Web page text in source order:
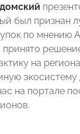
был признан
по мнению
принято
на
экосистему
на портале